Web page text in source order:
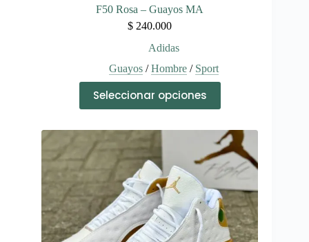
F50 Rosa – Guayos MA
$ 240.000
Adidas
Guayos/Hombre/ Sport
Seleccionar opciones
producto
tiene
variantes.
Las
opciones
pueden
elegir
en
la
página